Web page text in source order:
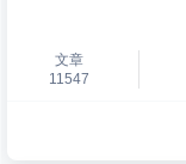
文章
11547